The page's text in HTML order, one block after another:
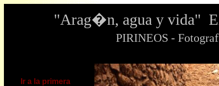
"Arag�n, agua y vida"
PIRINEOS -
Ir a la primera